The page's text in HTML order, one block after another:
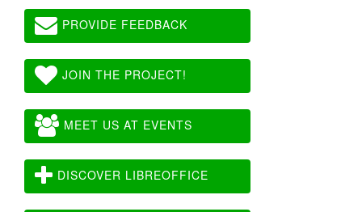
PROVIDE FEEDBACK
JOIN THE PROJECT!
MEET US AT EVENTS
DISCOVER LIBREOFFICE